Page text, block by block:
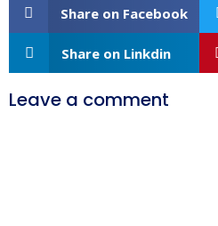
Share on Facebook
Share on Linkdin
Leave a comment